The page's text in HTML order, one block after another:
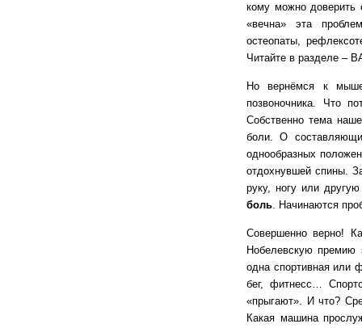
кому можно
«вечна» эта
остеопаты,
Читайте в разделе –
Но вернёмся к
позвоночника. Что
Собственно тема
боли. О
однообразных
отдохнувшей спины.
руку, ногу или
боль. Начинаются
Совершенно верно!
Нобелевскую премию
одна спортивная или
бег, фитнесс…
«прыгают». И что?
Какая машина